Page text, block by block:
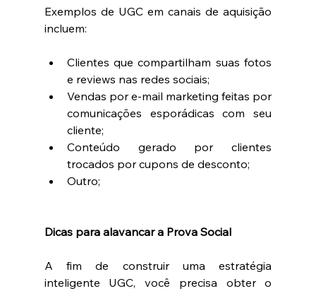
Exemplos de UGC em canais de aquisição
incluem:
Clientes que compartilham suas fotos
e reviews nas redes sociais;
Vendas por e-mail marketing feitas por
comunicações esporádicas com seu
cliente;
Conteúdo gerado por clientes
trocados por cupons de desconto;
Outro;
Dicas para alavancar a Prova Social
A fim de construir uma estratégia
inteligente UGC, você precisa obter o